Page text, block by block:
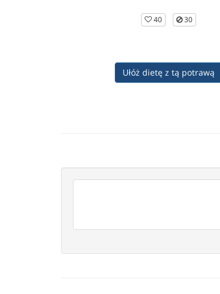
40 30
Ułóż dietę z tą potrawą